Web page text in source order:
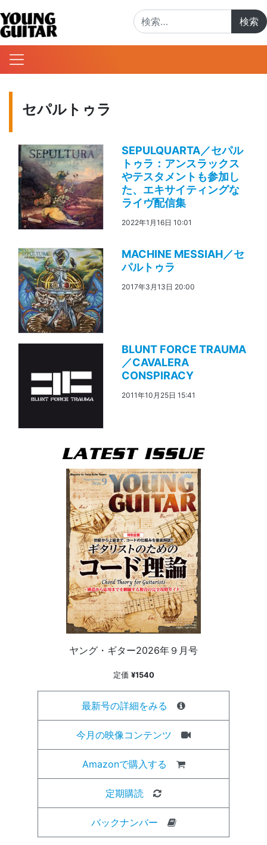
セパルトゥラ
SEPULQUARTA／セパル
トゥラ：アンスラックス
やテスタメントも参加し
た、エキサイティングな
ライヴ配信集
2022年1月16日 10:01
MACHINE MESSIAH／セ
パルトゥラ
2017年3月13日 20:00
BLUNT FORCE TRAUMA
／CAVALERA
CONSPIRACY
2011年10月25日 15:41
ヤング・ギター2026年９月号
定価 ¥1540
最新号の詳細をみる
今月の映像コンテンツ
Amazonで購入する
定期購読
バックナンバー